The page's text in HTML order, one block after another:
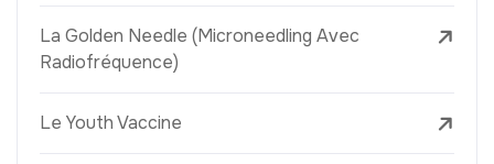
La Golden Needle (Microneedling Avec
Radiofréquence)
Le Youth Vaccine